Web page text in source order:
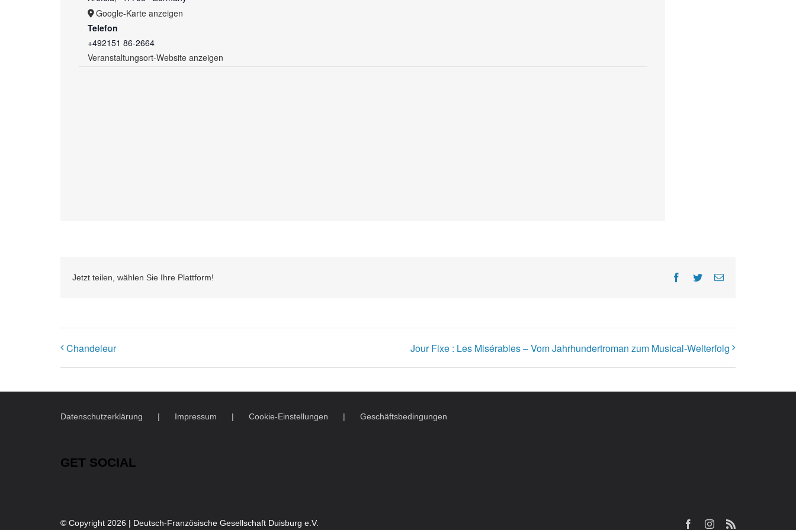
Google-Karte anzeigen
Telefon
+492151 86-2664
Veranstaltungsort-Website anzeigen
Jetzt teilen, wählen Sie Ihre Plattform! Facebook
TwitterE-
Chandeleur Jour Fixe : Les Misérables – Vom Jahrhundertroman zum Musical-Welterfolg
Datenschutzerklärung Impressum Cookie-Einstellungen Geschäftsbedingungen
GET SOCIAL
© Copyright 2026 | Deutsch-Französische Gesellschaft Duisburg e.V. FacebookInstagram